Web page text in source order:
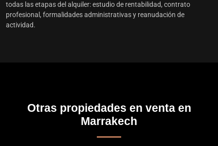
todas las etapas del alquiler: estudio de rentabilidad, contrato
profesional, formalidades administrativas y reanudación de
actividad.
Otras propiedades en venta en
Marrakech